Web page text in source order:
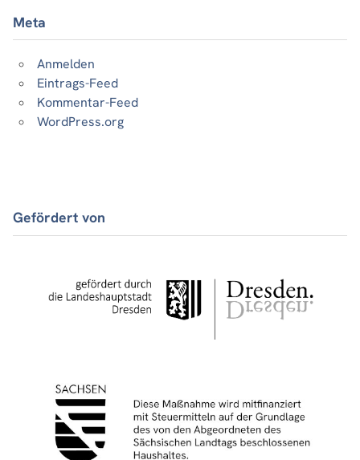
Meta
Anmelden
Eintrags-Feed
Kommentar-Feed
WordPress.org
Gefördert von